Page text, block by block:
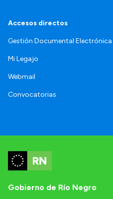
Accesos directos
Gestión Documental Electrónica
Mi Legajo
Webmail
Convocatorias
Gobierno de Río Negro